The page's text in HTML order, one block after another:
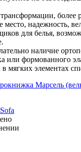
более
место, надежность,
для белья,
наличие
или формованного
в мягких элементах
Sofa